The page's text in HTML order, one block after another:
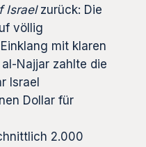
Israelzurück: Die
völlig
mit klaren
Najjar zahlte die
Israel
Dollar für
2.000